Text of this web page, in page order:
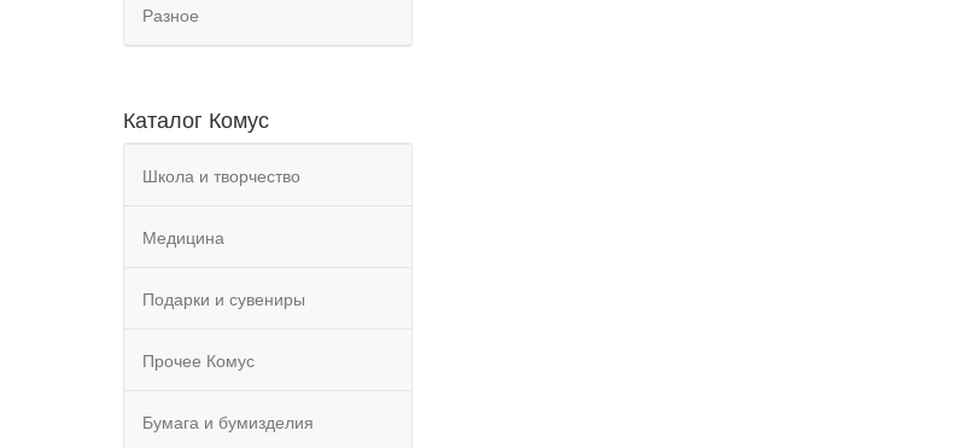
Разное
Каталог Комус
Школа и творчество
Медицина
Подарки и сувениры
Прочее Комус
Бумага и бумизделия